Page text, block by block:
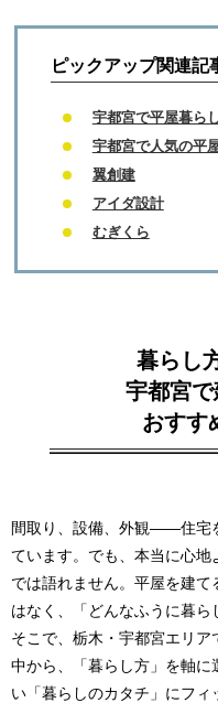
ピックアップ関連記
宇都宮で平屋暮ら
宇都宮で人気の平
翼創建
アイダ設計
むぎくら
暮らし
宇都宮
おすす
間取り、設備、外観――住宅
ています。でも、本当に心
では語れません。平屋を建
はなく、「どんなふうに暮ら
そこで、栃木・宇都宮エリ
中から、「暮らし方」を軸
い「暮らしのカタチ」にフ